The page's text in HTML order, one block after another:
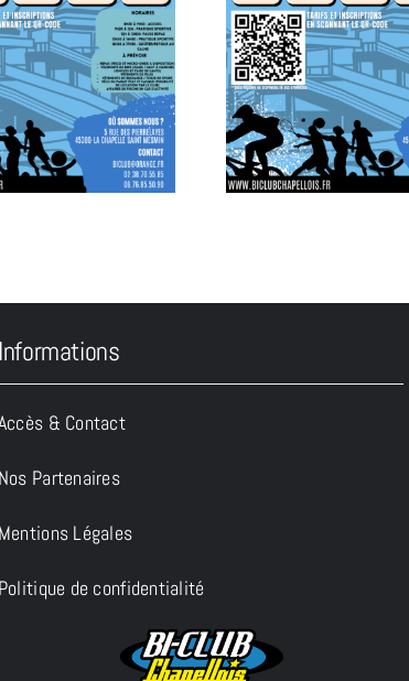
Informations
& Contact
Nos Partenaires
Mentions Légales
Politique de confidentialité